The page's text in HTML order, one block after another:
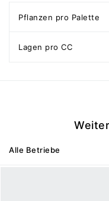
Pflanzen pro Palette
Lagen pro CC
Alle Betriebe